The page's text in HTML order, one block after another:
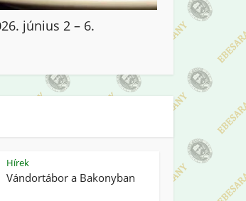
június 2 – 6.
Hírek
Vándortábor a Bakonyban